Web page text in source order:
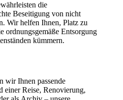
die
Beseitigung von nicht
Wir helfen Ihnen, Platz zu
ordnungsgemäße Entsorgung
kümmern.
wir Ihnen passende
einer Reise, Renovierung,